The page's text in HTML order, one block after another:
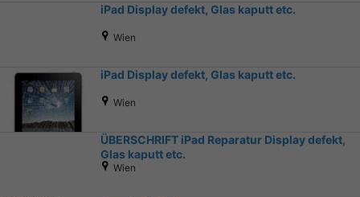
iPad Display defekt, Glas kaputt etc.
Wien
iPad Display defekt, Glas kaputt etc.
Wien
ÜBERSCHRIFT iPad Reparatur Display defekt,
Glas kaputt etc.
Wien